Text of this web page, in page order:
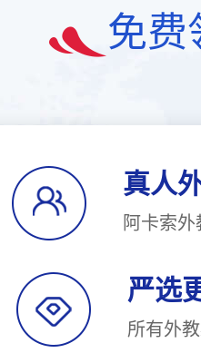
免费
真人
阿卡索
严选
所有外